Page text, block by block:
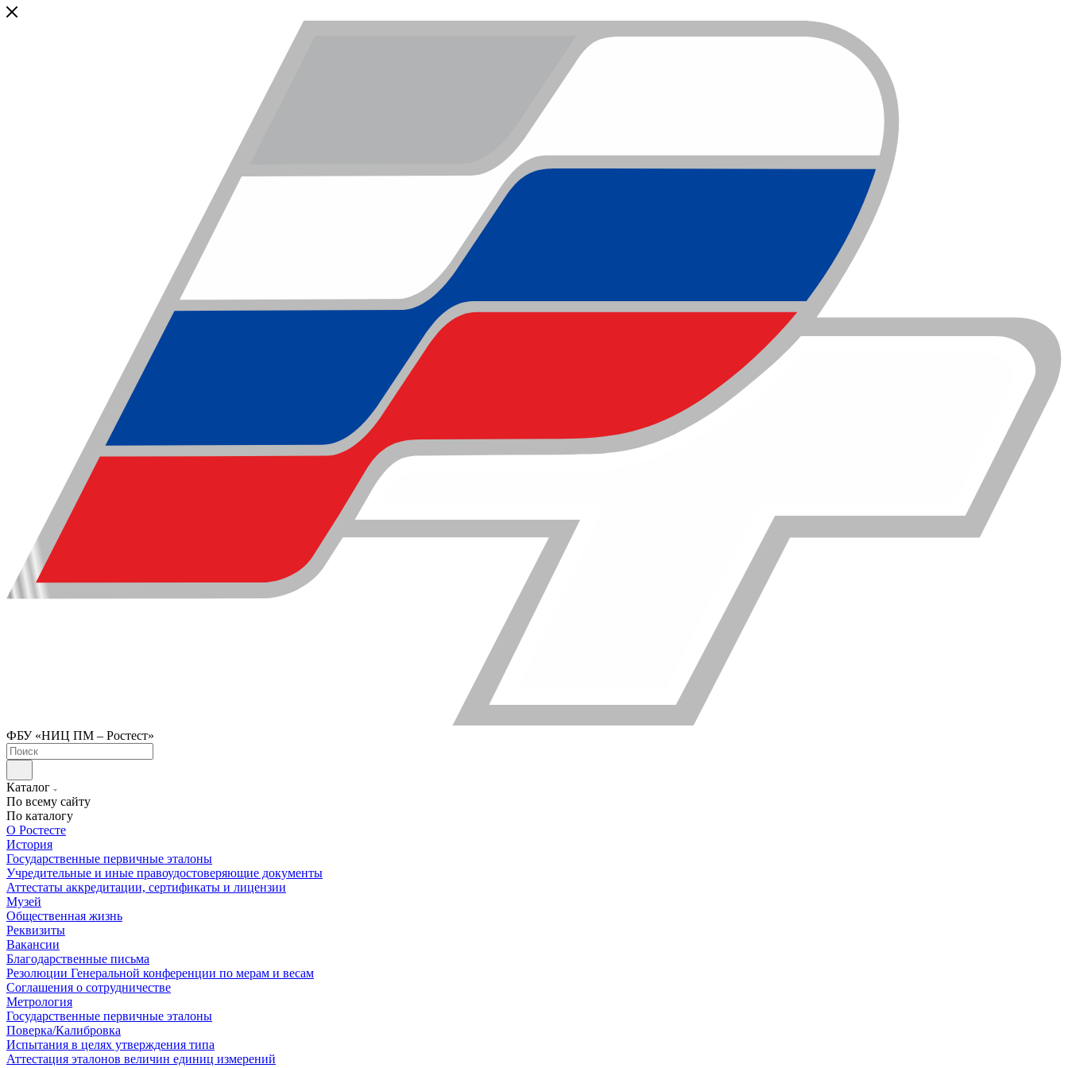
ФБУ «НИЦ ПМ – Ростест»
Каталог
По всему сайту
По каталогу
О Ростесте
История
Государственные первичные эталоны
Учредительные и иные правоудостоверяющие документы
Аттестаты аккредитации, сертификаты и лицензии
Музей
Общественная жизнь
Реквизиты
Вакансии
Благодарственные письма
Резолюции Генеральной конференции по мерам и весам
Соглашения о сотрудничестве
Метрология
Государственные первичные эталоны
Поверка/Калибровка
Испытания в целях утверждения типа
Аттестация эталонов величин единиц измерений